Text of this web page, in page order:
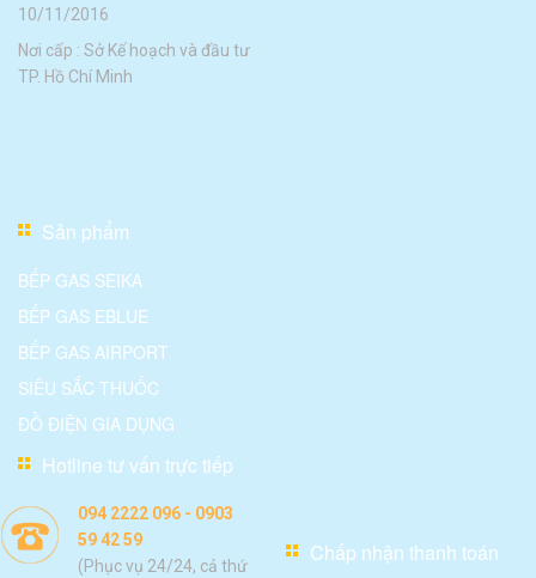
10/11/2016
Nơi cấp : Sở Kế hoạch và đầu tư
TP. Hồ Chí Minh
Sản phẩm
BẾP GAS SEIKA
BẾP GAS EBLUE
BẾP GAS AIRPORT
SIÊU SẮC THUỐC
ĐỒ ĐIỆN GIA DỤNG
Hotline tư vấn trực tiếp
094 2222 096 - 0903
59 42 59
(Phục vụ 24/24, cả thứ
Chấp nhận thanh toán